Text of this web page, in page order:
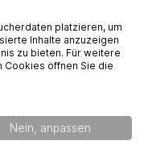
platzieren, um
Inhalte anzuzeigen
zu bieten. Für weitere
Cookies öffnen Sie die
Nein, anpassen